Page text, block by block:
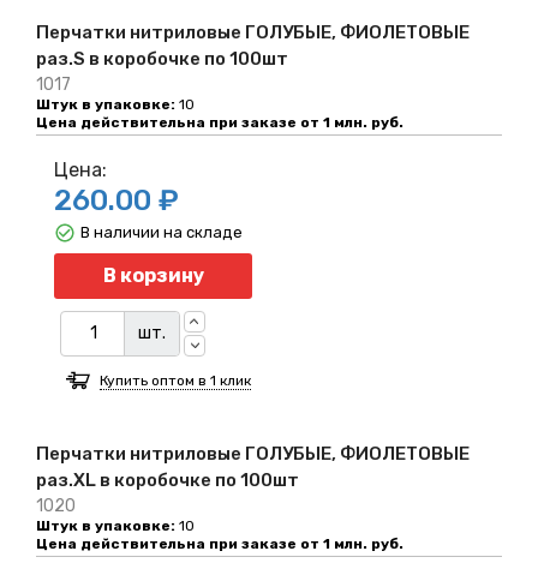
Перчатки нитриловые ГОЛУБЫЕ, ФИОЛЕТОВЫЕ
раз.S в коробочке по 100шт
1017
Штук в упаковке: 10
Цена действительна при заказе от 1 млн. руб.
Перчатки нитриловые ГОЛУБЫЕ, ФИОЛЕТОВЫЕ
раз.XL в коробочке по 100шт
1020
Штук в упаковке: 10
Цена действительна при заказе от 1 млн. руб.
Цена:
260.00 ₽
В корзину
шт.
В наличии на складе
Купить оптом в 1 клик